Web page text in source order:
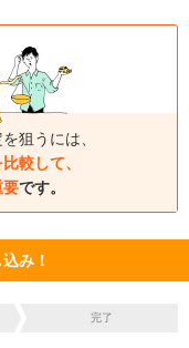
狙うには、
較して、
要です。
み！
完了